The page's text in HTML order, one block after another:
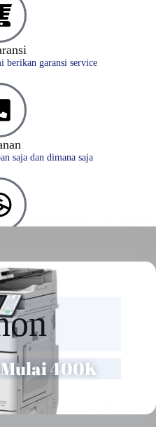
berikan garansi service
saja dan dimana saja
Mulai 400K